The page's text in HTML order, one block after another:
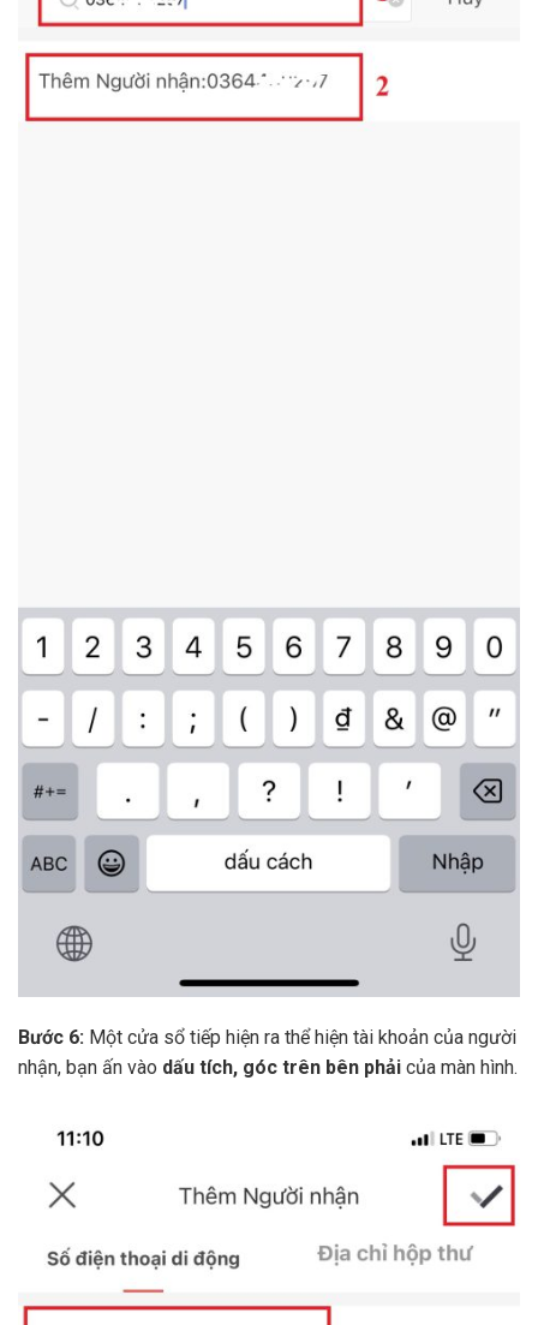
Bước 6: Một cửa sổ tiếp hiện ra thể hiện tài khoản của người
nhận, bạn ấn vào dấu tích, góc trên bên phải của màn hình.